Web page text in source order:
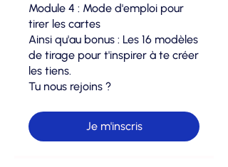
Module 4 : Mode d'emploi pour
tirer les cartes
Ainsi qu'au bonus : Les 16 modèles
de tirage pour t'inspirer à te créer
les tiens.
Tu nous rejoins ?
Je m'inscris